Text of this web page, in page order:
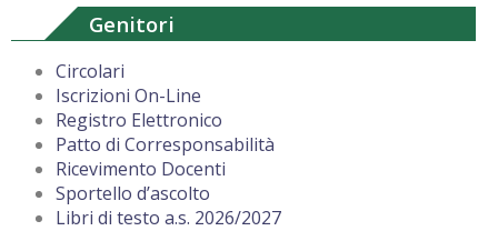
Genitori
Circolari
Iscrizioni On-Line
Registro Elettronico
Patto di Corresponsabilità
Ricevimento Docenti
Sportello d’ascolto
Libri di testo a.s. 2026/2027